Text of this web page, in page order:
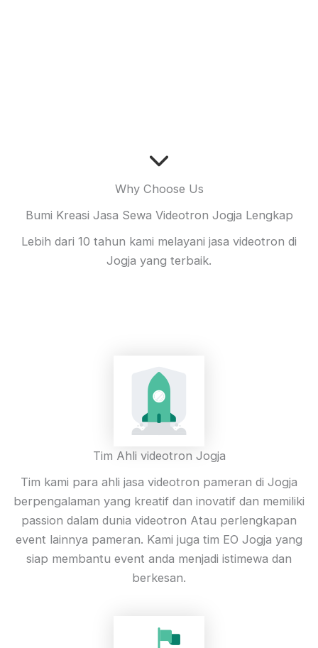
Why Choose Us
Bumi Kreasi Jasa Sewa Videotron Jogja Lengkap
Lebih dari 10 tahun kami melayani jasa videotron di
Jogja yang terbaik.
Tim Ahli videotron Jogja
Tim kami para ahli jasa videotron pameran di Jogja
berpengalaman yang kreatif dan inovatif dan memiliki
passion dalam dunia videotron Atau perlengkapan
event lainnya pameran. Kami juga tim EO Jogja yang
siap membantu event anda menjadi istimewa dan
berkesan.